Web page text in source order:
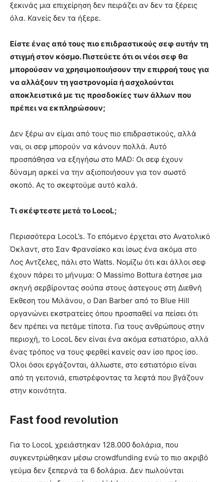
ξεκινάς μια επιχείρηση δεν πειράζει αν δεν τα ξέρεις
όλα. Κανείς δεν τα ήξερε.
Είστε ένας από τους πιο επιδραστικούς σεφ αυτήν τη
στιγμή στον κόσμο. Πιστεύετε ότι οι νέοι σεφ θα
μπορούσαν να χρησιμοποιήσουν την επιρροή τους για
να αλλάξουν τη γαστρονομία ή ασχολούνται
αποκλειστικά με τις προσδοκίες των άλλων που
πρέπει να εκπληρώσουν;
Δεν ξέρω αν είμαι από τους πιο επιδραστικούς, αλλά
ναι, οι σεφ μπορούν να κάνουν πολλά. Αυτό
προσπάθησα να εξηγήσω στο MAD: Οι σεφ έχουν
δύναμη αρκεί να την αξιοποιήσουν για τον σωστό
σκοπό. Ας το σκεφτούμε αυτό καλά.
Τι σκέφτεστε μετά το LocoL;
Περισσότερα LocoL’s. To επόμενο έρχεται στο Ανατολικό
Όκλαντ, στο Σαν Φρανσίσκο και ίσως ένα ακόμα στο
Λος Αντζελες, πάλι στο Watts. Νομίζω ότι και άλλοι σεφ
έχουν πάρει το μήνυμα: Ο Μassimo Bottura έστησε μια
σκηνή σερβίροντας σούπα στους άστεγους στη Διεθνή
Εκθεση του Μιλάνου, ο Dan Barber από το Blue Hill
οργανώνει εκστρατείες όπου προσπαθεί να πείσει ότι
δεν πρέπει να πετάμε τίποτα. Για τους ανθρώπους στην
περιοχή, το LocoL δεν είναι ένα ακόμα εστιατόριο, αλλά
ένας τρόπος να τους φερθεί κανείς σαν ίσο προς ίσο.
Όλοι όσοι εργάζονται, άλλωστε, στο εστιατόριο είναι
από τη γειτονιά, επιστρέφοντας τα λεφτά που βγάζουν
στην κοινότητα.
Fast food revolution
Για το LocoL χρειάστηκαν 128.000 δολάρια, που
συγκεντρώθηκαν μέσω crowdfunding ενώ το πιο ακριβό
γεύμα δεν ξεπερνά τα 6 δολάρια. Δεν πωλούνται